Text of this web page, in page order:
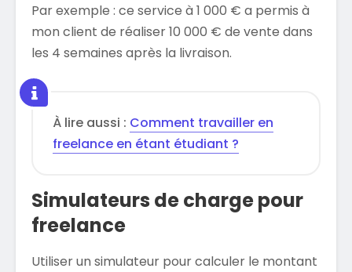
Par exemple : ce service à 1 000 € a permis à
mon client de réaliser 10 000 € de vente dans
les 4 semaines après la livraison.
À lire aussi : Comment travailler en
freelance en étant étudiant ?
Simulateurs de charge pour
freelance
Utiliser un simulateur pour calculer le montant